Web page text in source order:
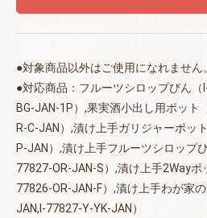
●対象商品以外はご使用になれません。
●対応商品：フルーツシロップびん
BG-JAN-1P）,果実酒小出し用ポット
R-C-JAN）,漬け上手ガリジャーポッ
P-JAN）,漬け上手フルーツシロップ
77827-OR-JAN-S）,漬け上手2Wayポ
77826-OR-JAN-F）,漬け上手わが家
JAN,I-77827-Y-YK-JAN）